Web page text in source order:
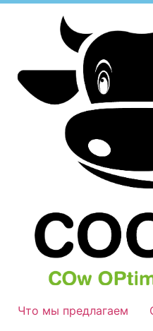
Что мы предлагаем